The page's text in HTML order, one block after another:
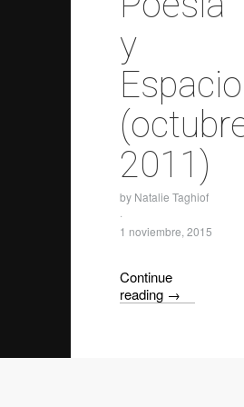
y
Espacio
2011)
by Natalie Taghiof
·
1 noviembre, 2015
Continue
reading →